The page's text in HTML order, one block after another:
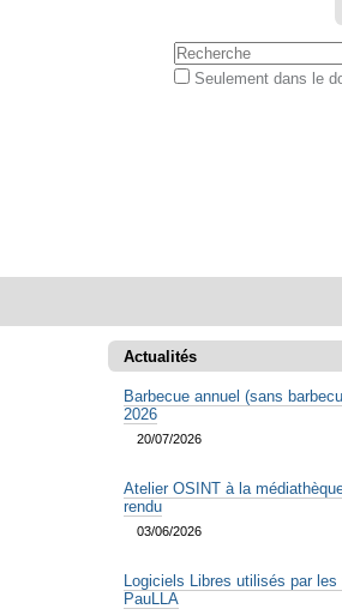
personnels
Chercher par
Seulement dans le
Actualités
Barbecue annuel (sans
2026
20/07/2026
Atelier OSINT à la
rendu
03/06/2026
Logiciels Libres utilisés par les
PauLLA